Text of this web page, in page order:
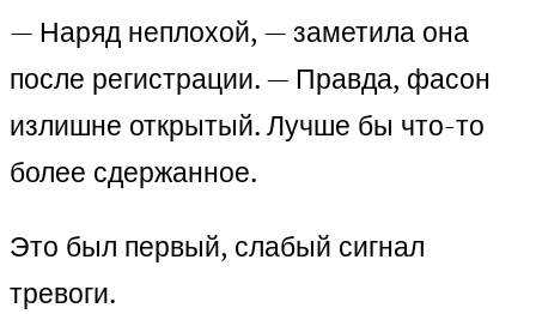
— Наряд неплохой, — заметила она
после регистрации. — Правда, фасон
излишне открытый. Лучше бы что-то
более сдержанное.
Это был первый, слабый сигнал
тревоги.